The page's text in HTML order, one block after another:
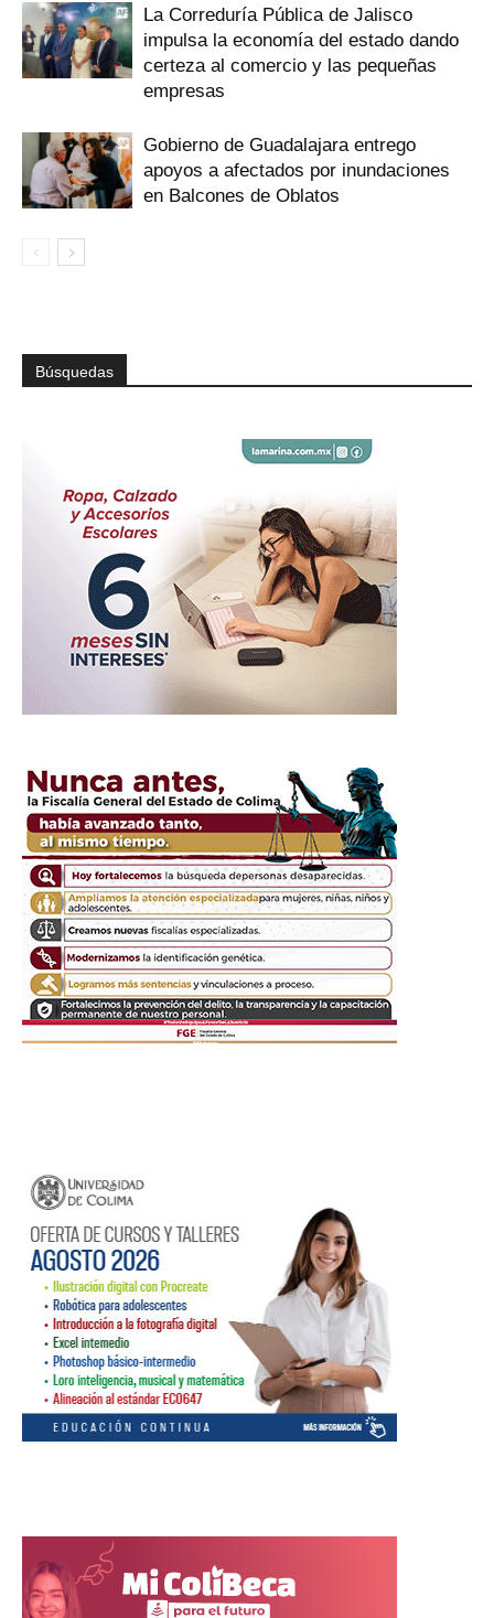
La Correduría Pública de Jalisco
impulsa la economía del estado dando
certeza al comercio y las pequeñas
empresas
Gobierno de Guadalajara entrego
apoyos a afectados por inundaciones
en Balcones de Oblatos
Búsquedas